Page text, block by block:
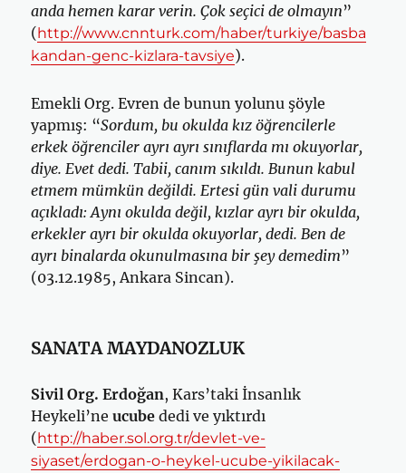
anda hemen karar verin. Çok seçici de olmayın”
(http://www.cnnturk.com/haber/turkiye/basba
kandan-genc-kizlara-tavsiye).
Emekli Org. Evren de bunun yolunu şöyle
yapmış: “Sordum, bu okulda kız öğrencilerle
erkek öğrenciler ayrı ayrı sınıflarda mı okuyorlar,
diye. Evet dedi. Tabii, canım sıkıldı. Bunun kabul
etmem mümkün değildi. Ertesi gün vali durumu
açıkladı: Aynı okulda değil, kızlar ayrı bir okulda,
erkekler ayrı bir okulda okuyorlar, dedi. Ben de
ayrı binalarda okunulmasına bir şey demedim”
(03.12.1985, Ankara Sincan).
SANATA MAYDANOZLUK
Sivil Org. Erdoğan, Kars’taki İnsanlık
Heykeli’neucube dedi ve yıktırdı
(http://haber.sol.org.tr/devlet-ve-
siyaset/erdogan-o-heykel-ucube-yikilacak-